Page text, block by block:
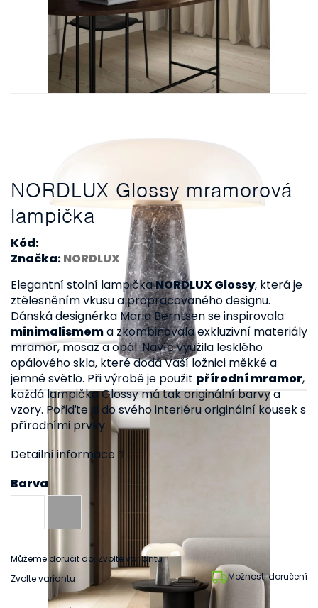
NORDLUX Glossy mramorová
lampička
Kód:
Značka:NORDLUX
Zvolte variantu Možnosti doručení
Barva
Můžeme doručit do: Zvolte variantu
Elegantní stolní lampičkaNORDLUX Glossy, která je
ztělesněním vkusu a propracovaného designu.
Dánská designérka Maria Berntsen se inspirovala
minimalismema zkombinovala exkluzivní materiály
mramor, mosaz a opál. Navíc využila lesklého
opálového skla, které dodá Vaší ložnici měkké a
jemné světlo. Při výrobě je použit přírodní mramor,
každá lampička Glossy má tak originální barvy a
vzory. Pořiďte si do svého interiéru originální kousek s
přírodními prvky.
Detailní informace